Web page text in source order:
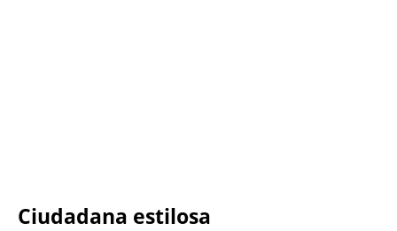
Ciudadana estilosa